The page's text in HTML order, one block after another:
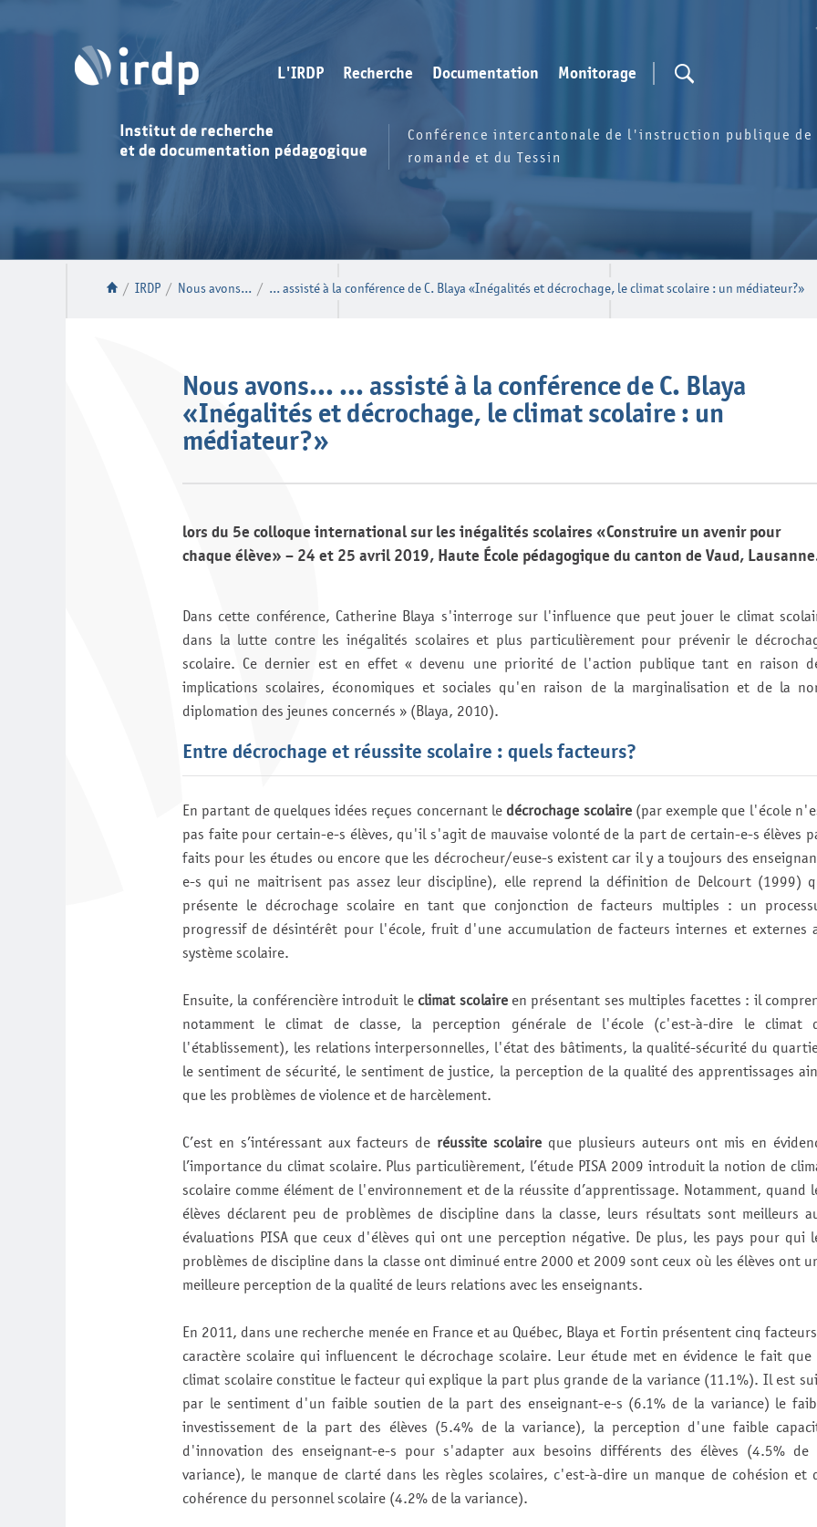
L'IRDP Recherche Documentation Monitorage
Conférence intercantonale de l'instruction publique de
romande et du Tessin
/ IRDP / Nous avons... / ... assisté à la conférence de C. Blaya «Inégalités et décrochage, le climat scolaire : un médiateur?»
Nous avons... ... assisté à la conférence de C. Blaya
«Inégalités et décrochage, le climat scolaire : un
médiateur?»
lors du 5e colloque international sur les inégalités scolaires «Construire un avenir pour
chaque élève» – 24 et 25 avril 2019, Haute École pédagogique du canton de Vaud,
Dans cette conférence, Catherine Blaya s'interroge sur l'influence que peut jouer le climat
dans la lutte contre les inégalités scolaires et plus particulièrement pour prévenir le
scolaire. Ce dernier est en effet « devenu une priorité de l'action publique tant en raison
implications scolaires, économiques et sociales qu'en raison de la marginalisation et de la
diplomation des jeunes concernés » (Blaya, 2010).
Entre décrochage et réussite scolaire : quels facteurs?
En partant de quelques idées reçues concernant le décrochage scolaire(par exemple que l'école
pas faite pour certain-e-s élèves, qu'il s'agit de mauvaise volonté de la part de certain-e-s élèves
faits pour les études ou encore que les décrocheur/euse-s existent car il y a toujours des
e-s qui ne maitrisent pas assez leur discipline), elle reprend la définition de Delcourt (1999)
présente le décrochage scolaire en tant que conjonction de facteurs multiples : un
progressif de désintérêt pour l'école, fruit d'une accumulation de facteurs internes et externes
système scolaire.
Ensuite, la conférencière introduit le climat scolaireen présentant ses multiples facettes : il
notamment le climat de classe, la perception générale de l'école (c'est-à-dire le climat
l'établissement), les relations interpersonnelles, l'état des bâtiments, la qualité-sécurité du
le sentiment de sécurité, le sentiment de justice, la perception de la qualité des apprentissages
que les problèmes de violence et de harcèlement.
C’est en s’intéressant aux facteurs de réussite scolaire que plusieurs auteurs ont mis en
l’importance du climat scolaire. Plus particulièrement, l’étude PISA 2009 introduit la notion de
scolaire comme élément de l'environnement et de la réussite d’apprentissage. Notamment, quand
élèves déclarent peu de problèmes de discipline dans la classe, leurs résultats sont meilleurs
évaluations PISA que ceux d'élèves qui ont une perception négative. De plus, les pays pour qui
problèmes de discipline dans la classe ont diminué entre 2000 et 2009 sont ceux où les élèves ont
meilleure perception de la qualité de leurs relations avec les enseignants.
En 2011, dans une recherche menée en France et au Québec, Blaya et Fortin présentent cinq
caractère scolaire qui influencent le décrochage scolaire. Leur étude met en évidence le fait que
climat scolaire constitue le facteur qui explique la part plus grande de la variance (11.1%). Il est
par le sentiment d'un faible soutien de la part des enseignant-e-s (6.1% de la variance) le
investissement de la part des élèves (5.4% de la variance), la perception d'une faible
d'innovation des enseignant-e-s pour s'adapter aux besoins différents des élèves (4.5% de
variance), le manque de clarté dans les règles scolaires, c'est-à-dire un manque de cohésion et
cohérence du personnel scolaire (4.2% de la variance).